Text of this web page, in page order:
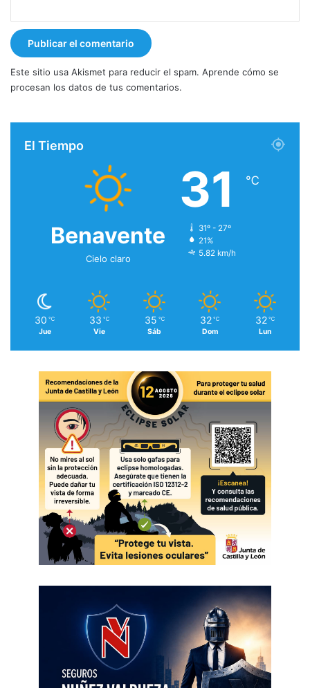
Este sitio usa Akismet para reducir el spam. Aprende cómo se
procesan los datos de tus comentarios.
El Tiempo
Benavente
Cielo claro
31 ℃
31º - 27º
21%
5.82 km/h
30 ℃
Jue
33 ℃
Vie
35 ℃
Sáb
32 ℃
Dom
32 ℃
Lun